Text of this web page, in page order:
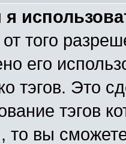
я
того
его
тэгов. Это
тэгов
то вы